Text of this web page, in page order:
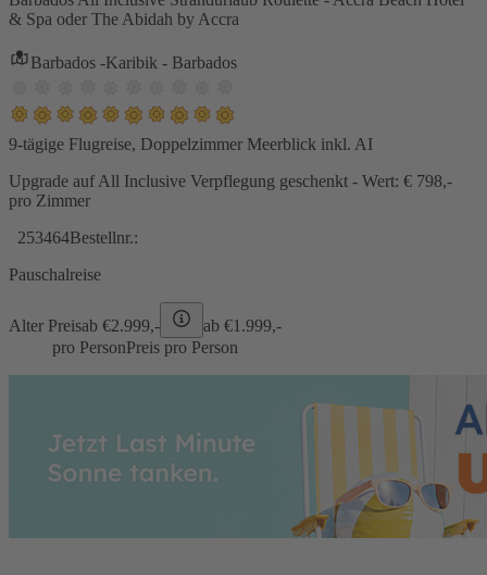
& Spa oder The Abidah by Accra
Barbados -Karibik - Barbados
9-tägige Flugreise, Doppelzimmer Meerblick inkl. AI
Upgrade auf All Inclusive Verpflegung geschenkt - Wert: € 798,-
pro Zimmer
253464Bestellnr.:
Pauschalreise
Alter Preisab €2.999,- ab €1.999,-
pro PersonPreis pro Person